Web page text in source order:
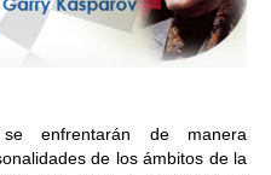
enfrentarán de manera
de los ámbitos de la